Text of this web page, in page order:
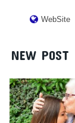
WebSite
NEW POST